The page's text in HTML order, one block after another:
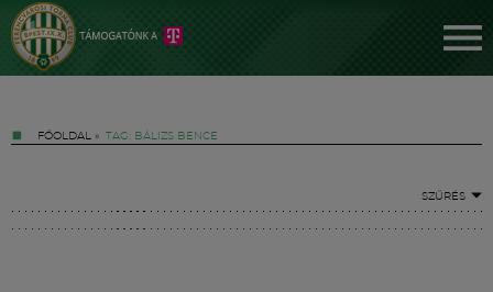
FŐOLDAL » TAG: BÁLIZS BENCE
SZŰRÉS